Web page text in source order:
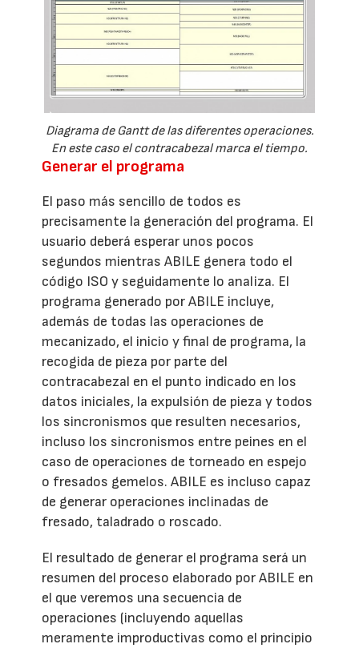
Diagrama de Gantt de las diferentes operaciones.
En este caso el contracabezal marca el tiempo.
Generar el programa
El paso más sencillo de todos es
precisamente la generación del programa. El
usuario deberá esperar unos pocos
segundos mientras ABILE genera todo el
código ISO y seguidamente lo analiza. El
programa generado por ABILE incluye,
además de todas las operaciones de
mecanizado, el inicio y final de programa, la
recogida de pieza por parte del
contracabezal en el punto indicado en los
datos iniciales, la expulsión de pieza y todos
los sincronismos que resulten necesarios,
incluso los sincronismos entre peines en el
caso de operaciones de torneado en espejo
o fresados gemelos. ABILE es incluso capaz
de generar operaciones inclinadas de
fresado, taladrado o roscado.
El resultado de generar el programa será un
resumen del proceso elaborado por ABILE en
el que veremos una secuencia de
operaciones (incluyendo aquellas
meramente improductivas como el principio